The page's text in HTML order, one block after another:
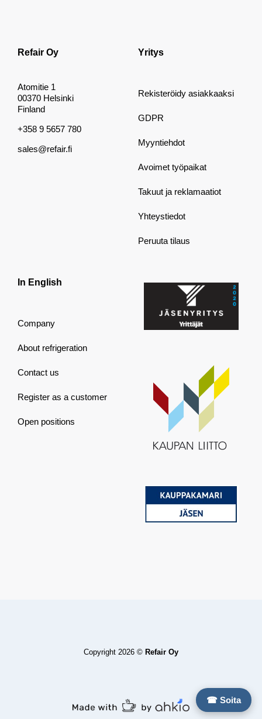
Refair Oy
Atomitie 1
00370 Helsinki
Finland
+358 9 5657 780
sales@refair.fi
Yritys
Rekisteröidy asiakkaaksi
GDPR
Myyntiehdot
Avoimet työpaikat
Takuut ja reklamaatiot
Yhteystiedot
Peruuta tilaus
In English
Company
About refrigeration
Contact us
Register as a customer
Open positions
☎ Soita
Copyright 2026 © Refair Oy